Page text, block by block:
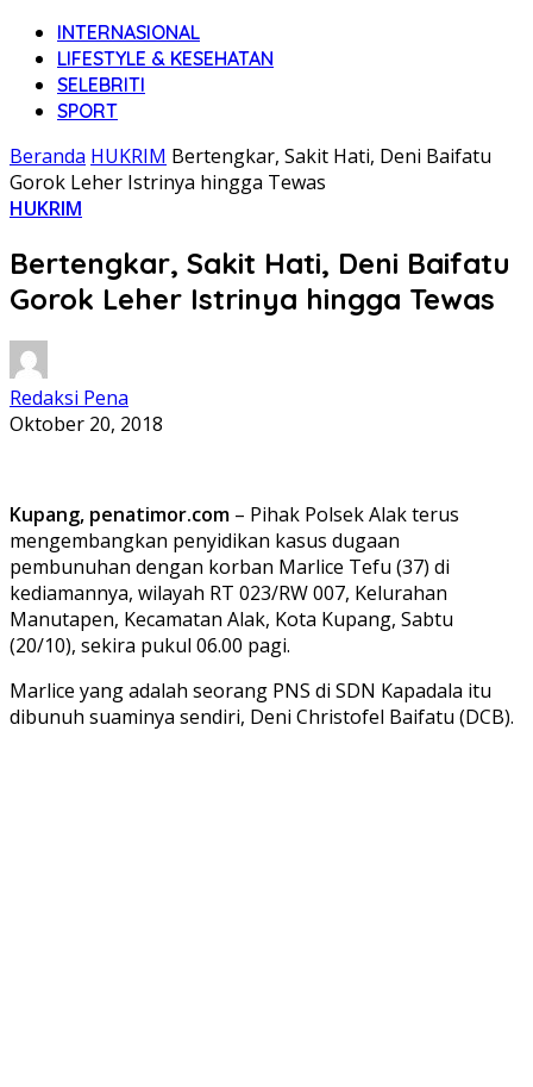
INTERNASIONAL
LIFESTYLE & KESEHATAN
SELEBRITI
SPORT
Beranda HUKRIM Bertengkar, Sakit Hati, Deni Baifatu
Gorok Leher Istrinya hingga Tewas
HUKRIM
Bertengkar, Sakit Hati, Deni Baifatu
Gorok Leher Istrinya hingga Tewas
Redaksi Pena
Oktober 20, 2018
Kupang, penatimor.com – Pihak Polsek Alak terus
mengembangkan penyidikan kasus dugaan
pembunuhan dengan korban Marlice Tefu (37) di
kediamannya, wilayah RT 023/RW 007, Kelurahan
Manutapen, Kecamatan Alak, Kota Kupang, Sabtu
(20/10), sekira pukul 06.00 pagi.
Marlice yang adalah seorang PNS di SDN Kapadala itu
dibunuh suaminya sendiri, Deni Christofel Baifatu (DCB).